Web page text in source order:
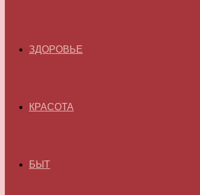
ЗДОРОВЬЕ
КРАСОТА
БЫТ